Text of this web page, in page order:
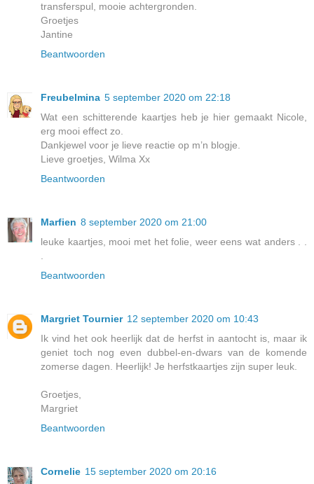
transferspul, mooie achtergronden.
Groetjes
Jantine
Beantwoorden
Freubelmina 5 september 2020 om 22:18
Wat een schitterende kaartjes heb je hier gemaakt Nicole,
erg mooi effect zo.
Dankjewel voor je lieve reactie op m’n blogje.
Lieve groetjes, Wilma Xx
Beantwoorden
Marfien 8 september 2020 om 21:00
leuke kaartjes, mooi met het folie, weer eens wat anders . .
Beantwoorden
Margriet Tournier 12 september 2020 om 10:43
Ik vind het ook heerlijk dat de herfst in aantocht is, maar ik
geniet toch nog even dubbel-en-dwars van de komende
zomerse dagen. Heerlijk! Je herfstkaartjes zijn super leuk.
Groetjes,
Margriet
Beantwoorden
Cornelie 15 september 2020 om 20:16